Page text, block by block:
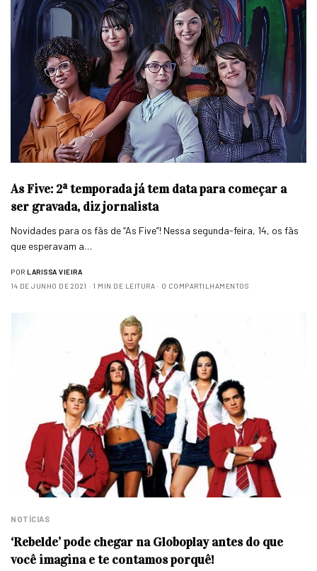
As Five: 2ª temporada já tem data para começar a
ser gravada, diz jornalista
Novidades para os fãs de “As Five”! Nessa segunda-feira, 14, os fãs
que esperavam a…
POR LARISSA VIEIRA
14 DE JUNHO DE 2021
1 MIN DE LEITURA 0 COMPARTILHAMENTOS
NOTÍCIAS
‘Rebelde’ pode chegar na Globoplay antes do que
você imagina e te contamos porquê!